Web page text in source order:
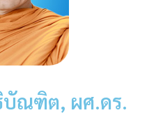
ณฑิต, ผศ.ดร.